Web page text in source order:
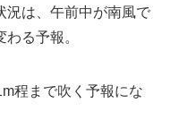
況は、午前中が南風で
る予報。
程まで吹く予報にな